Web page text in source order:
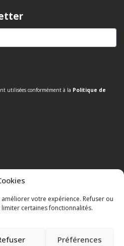
votre expérience. Refuser ou
certaines fonctionnalités.
Préférences
utilisées conformément à la Politique de
de confidentialité|© 2026